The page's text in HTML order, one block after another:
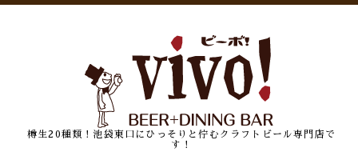
樽生20種類！池袋東口にひっそりと佇むクラフトビール専門店で
す！